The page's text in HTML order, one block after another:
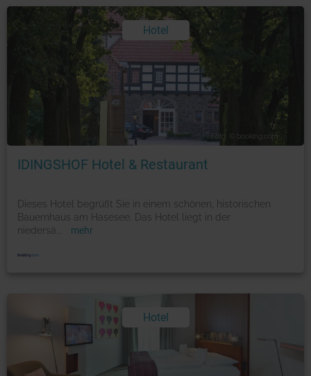
Hotel
Foto: © booking.com
IDINGSHOF Hotel & Restaurant
Dieses Hotel begrüßt Sie in einem schönen, historischen
Bauernhaus am Hasesee. Das Hotel liegt in der
niedersä
mehr
Hotel